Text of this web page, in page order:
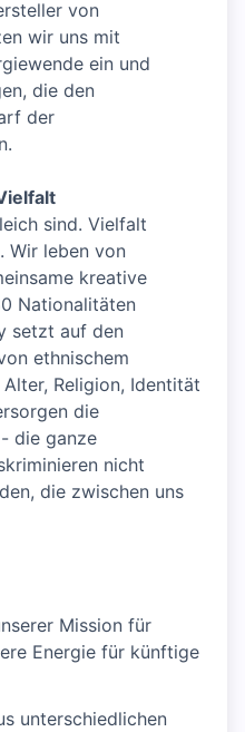
von
wir uns mit
ein und
die den
der
sind. Vielfalt
Wir leben von
kreative
Nationalitäten
setzt auf den
ethnischem
Religion, Identität
die
die ganze
nicht
die zwischen uns
Mission für
Energie für künftige
unterschiedlichen